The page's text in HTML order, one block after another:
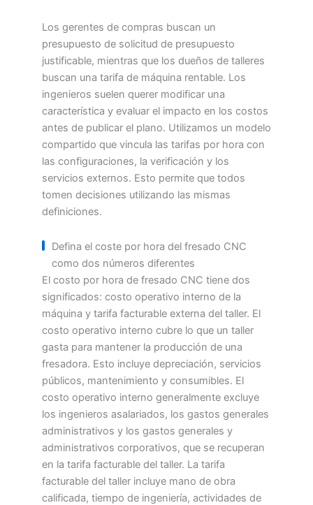
Los gerentes de compras buscan un
presupuesto de solicitud de presupuesto
justificable, mientras que los dueños de talleres
buscan una tarifa de máquina rentable. Los
ingenieros suelen querer modificar una
característica y evaluar el impacto en los costos
antes de publicar el plano. Utilizamos un modelo
compartido que vincula las tarifas por hora con
las configuraciones, la verificación y los
servicios externos. Esto permite que todos
tomen decisiones utilizando las mismas
definiciones.
Defina el coste por hora del fresado CNC
como dos números diferentes
El costo por hora de fresado CNC tiene dos
significados: costo operativo interno de la
máquina y tarifa facturable externa del taller. El
costo operativo interno cubre lo que un taller
gasta para mantener la producción de una
fresadora. Esto incluye depreciación, servicios
públicos, mantenimiento y consumibles. El
costo operativo interno generalmente excluye
los ingenieros asalariados, los gastos generales
administrativos y los gastos generales y
administrativos corporativos, que se recuperan
en la tarifa facturable del taller. La tarifa
facturable del taller incluye mano de obra
calificada, tiempo de ingeniería, actividades de